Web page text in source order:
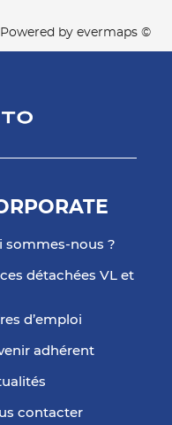
Powered by evermaps ©
sommes-nous ?
détachées VL et
d’emploi
adhérent
contacter